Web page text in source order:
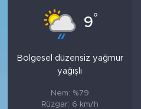
9°
Bölgesel düzensiz yağmur
yağışlı
Nem: %79
Rüzgar: 6 km/h